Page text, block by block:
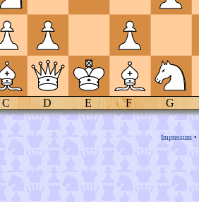
C D E F G
Impressum •